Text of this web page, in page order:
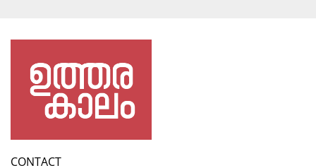
CONTACT